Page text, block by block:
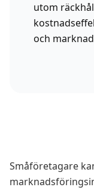
utom
och
Småföretagare